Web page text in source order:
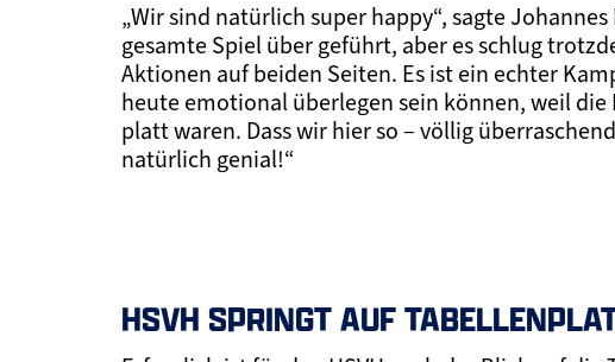
„Wir sind natürlich super happy“, sagte
gesamte Spiel über geführt, aber es schlug
Aktionen auf beiden Seiten. Es ist ein echter
heute emotional überlegen sein können, weil die
platt waren. Dass wir hier so – völlig
natürlich genial!“
HSVH SPRINGT AUF